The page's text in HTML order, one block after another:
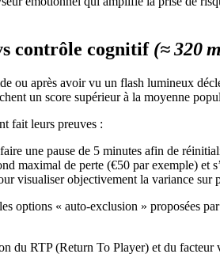
contrôle cognitif (≈ 320
ou après avoir vu un flash lumineux
un score supérieur à la moyenne
fait leurs preuves :
une pause de 5 minutes afin de
maximal de perte (€50 par exemple) et
visualiser objectivement la variance sur
options « auto‑exclusion » proposées
du RTP (Return To Player) et du